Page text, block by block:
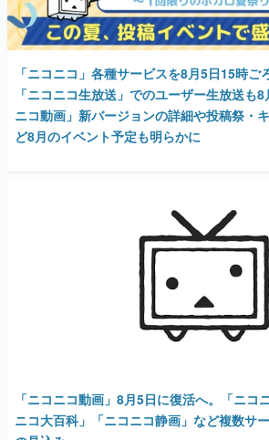
「ニコニコ」各種サービスを8月5日15時ご
「ニコニコ生放送」でのユーザー生放送も
ニコ動画」新バージョンの詳細や投稿祭・
ど8月のイベント予定も明らかに
「ニコニコ動画」8月5日に復活へ。「ニコ
ニコ大百科」「ニコニコ静画」など複数サ